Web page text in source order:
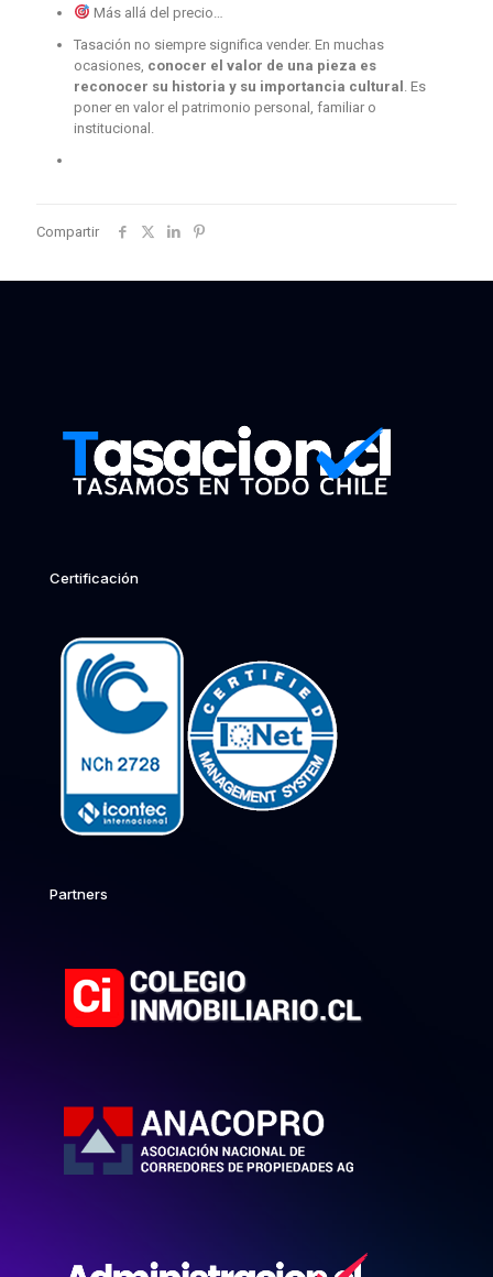
Más allá del precio…
Tasación no siempre significa vender. En muchas
ocasiones, conocer el valor de una pieza es
reconocer su historia y su importancia cultural . Es
poner en valor el patrimonio personal, familiar o
institucional.
Compartir
Certificación
Partners